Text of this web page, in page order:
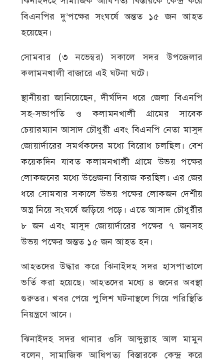
বিএনপির দু’পক্ষের সংঘর্ষে অন্তত ১৫ জন আহত
হয়েছেন।
সোমবার (৩ নভেম্বর) সকালে সদর উপজেলার
কলামনখালী বাজারে এই ঘটনা ঘটে।
স্থানীয়রা জানিয়েছেন, দীর্ঘদিন ধরে জেলা বিএনপি
সহ-সভাপতি ও কলামনখালী গ্রামের সাবেক
চেয়ারম্যান আসাদ চৌধুরী এবং বিএনপি নেতা মাসুদ
জোয়ার্দারের সমর্থকদের মধ্যে বিরোধ চলছিল। বেশ
কয়েকদিন যাবত কলামনখালী গ্রামে উভয় পক্ষের
লোকজনের মধ্যে উত্তেজনা বিরাজ করছিল। এর জের
ধরে সোমবার সকালে উভয় পক্ষের লোকজন দেশীয়
অস্ত্র নিয়ে সংঘর্ষে জড়িয়ে পড়ে। এতে আসাদ চৌধুরীর
৮ জন এবং মাসুদ জোয়ার্দারের পক্ষের ৭ জনসহ
উভয় পক্ষের অন্তত ১৫ জন আহত হন।
আহতদের উদ্ধার করে ঝিনাইদহ সদর হাসপাতালে
ভর্তি করা হয়েছে। আহতদের মধ্যে ৪ জনের অবস্থা
গুরুতর। খবর পেয়ে পুলিশ ঘটনাস্থলে গিয়ে পরিস্থিতি
নিয়ন্ত্রণে আনে।
ঝিনাইদহ সদর থানার ওসি আব্দুল্লাহ আল মামুন
বলেন, সামাজিক আধিপত্য বিস্তারকে কেন্দ্র করে